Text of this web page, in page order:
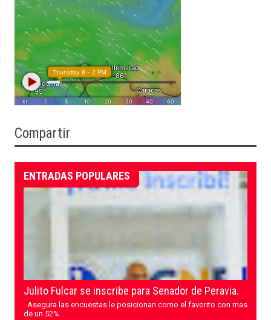
Compartir
ENTRADAS POPULARES
Julito Fulcar se inscribe para Senador de Peravia.
Asegura las encuestas le posicionan como el favorito con mas
de un 52%...